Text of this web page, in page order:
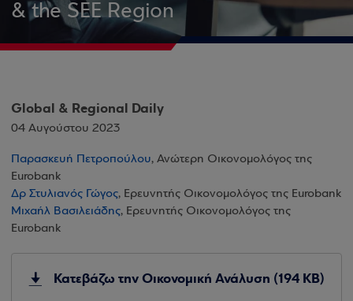
& the SEE Region
Global & Regional Daily
04 Αυγούστου 2023
Παρασκευή Πετροπούλου, Ανώτερη Οικονομολόγος της
Eurobank
Δρ Στυλιανός Γώγος, Ερευνητής Οικονομολόγος της Eurobank
Μιχαήλ Βασιλειάδης, Ερευνητής Οικονομολόγος της
Eurobank
Κατεβάζω την Οικονομική Ανάλυση (194 KB)